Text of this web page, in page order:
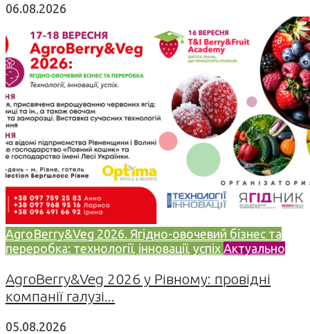
06.08.2026
AgroBerry&Veg 2026. Ягідно-овочевий бізнес та
переробка: технології, інновації, успіх Актуально
AgroBerry&Veg 2026 у Рівному: провідні
компанії галузі...
05.08.2026